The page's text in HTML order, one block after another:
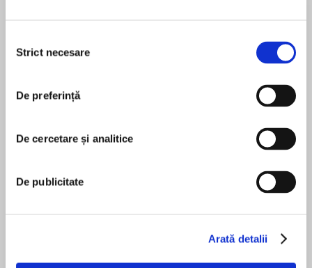
consimțământului
Strict necesare
De preferință
De cercetare și analitice
De publicitate
Arată detalii
evil wizard. Because of his curse, girls sicken
and disappear without a trace, and all live in
fear. No one is allowed outside after dark. Night
is when Kymera comes to the city, with a cloak
her spiky tail. Her mission is to rescue the girls
of Bryre. Despite Kym's caution in going
În acest moment nu există recenzii
MarcyKate Connolly
MarcyKate Connolly is a writer and arts
voracious reader. This is her first novel.
MAI MULT